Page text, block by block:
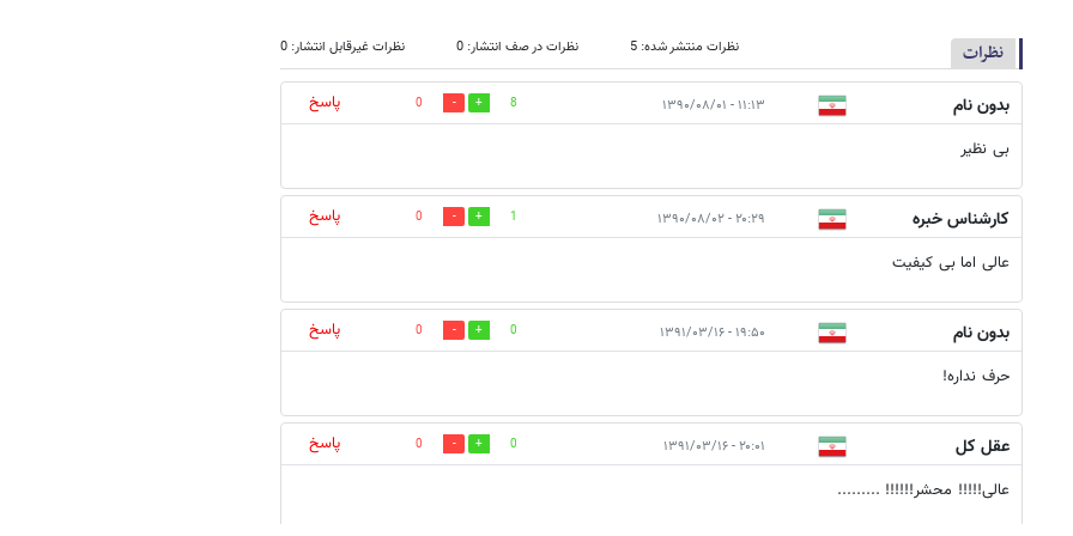
نظرات نظرات منتشر شده: 5 نظرات در صف انتشار: 0 نظرات غیرقابل انتشار: 0
بدون نام ۱۱:۱۳ - ۱۳۹۰/۰۸/۰۱ 8
0
پاسخ
بی نظیر
کارشناس خبره ۲۰:۲۹ - ۱۳۹۰/۰۸/۰۲ 1
0
پاسخ
عالی اما بی کیفیت
بدون نام ۱۹:۵۰ - ۱۳۹۱/۰۳/۱۶ 0
0
پاسخ
حرف نداره!
عقل کل ۲۰:۰۱ - ۱۳۹۱/۰۳/۱۶ 0
0
پاسخ
عالی!!!!! محشر!!!!!! .........